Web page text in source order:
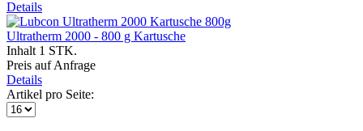
Details
Ultratherm 2000 - 800 g Kartusche
Inhalt 1 STK.
Preis auf Anfrage
Details
Artikel pro Seite: